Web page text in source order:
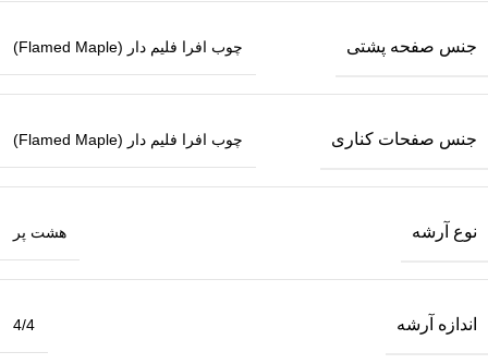
جنس صفحه پشتی چوب افرا فلیم دار (Flamed Maple)
جنس صفحات کناری چوب افرا فلیم دار (Flamed Maple)
نوع آرشه هشت پر
اندازه آرشه 4/4